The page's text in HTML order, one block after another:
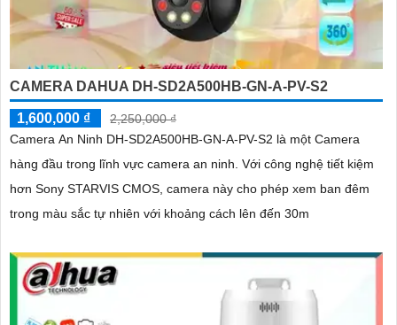
CAMERA DAHUA DH-SD2A500HB-GN-A-PV-S2
1,600,000 ₫
2,250,000 ₫
Camera An Ninh DH-SD2A500HB-GN-A-PV-S2 là một Camera
hàng đầu trong lĩnh vực camera an ninh. Với công nghệ tiết kiệm
hơn Sony STARVIS CMOS, camera này cho phép xem ban đêm
trong màu sắc tự nhiên với khoảng cách lên đến 30m